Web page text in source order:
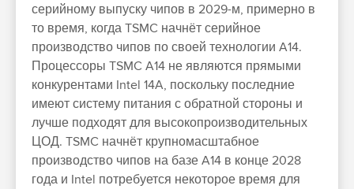
серийному выпуску чипов в 2029-м, примерно в
то время, когда TSMC начнёт серийное
производство чипов по своей технологии A14.
Процессоры TSMC A14 не являются прямыми
конкурентами Intel 14A, поскольку последние
имеют систему питания с обратной стороны и
лучше подходят для высокопроизводительных
ЦОД. TSMC начнёт крупномасштабное
производство чипов на базе A14 в конце 2028
года и Intel потребуется некоторое время для